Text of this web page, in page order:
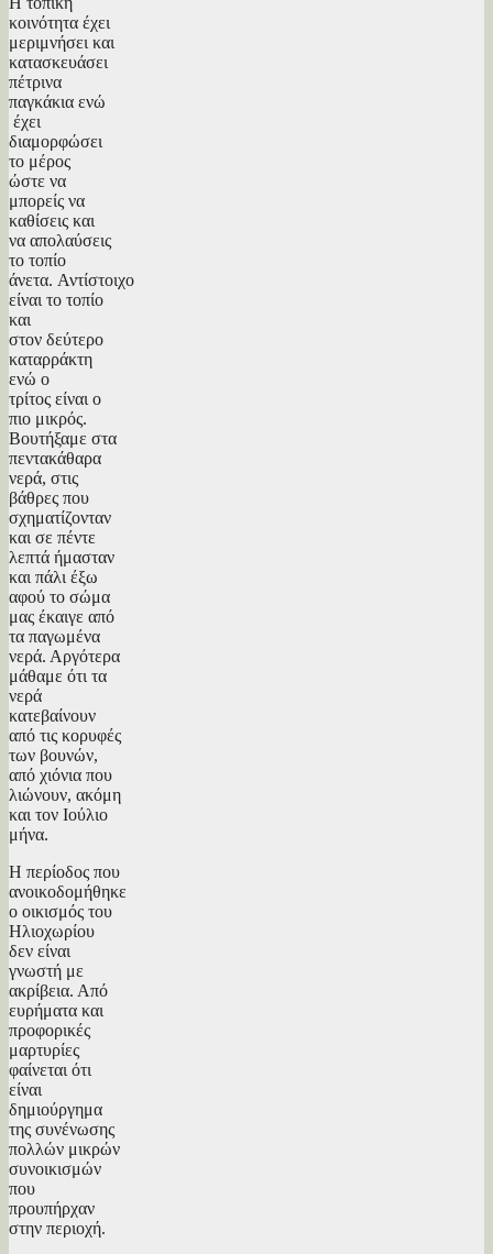
κοινότητα έχει
μεριμνήσει και
κατασκευάσει
πέτρινα
παγκάκια ενώ
έχει
διαμορφώσει
το μέρος
ώστε να
μπορείς να
καθίσεις και
να απολαύσεις
το τοπίο
άνετα. Αντίστοιχο
είναι το τοπίο
και
στον δεύτερο
καταρράκτη
ενώ ο
τρίτος είναι ο
πιο μικρός.
Βουτήξαμε στα
πεντακάθαρα
νερά, στις
βάθρες που
σχηματίζονταν
και σε πέντε
λεπτά ήμασταν
και πάλι έξω
αφού το σώμα
μας έκαιγε από
τα παγωμένα
νερά. Αργότερα
μάθαμε ότι τα
νερά
κατεβαίνουν
από τις κορυφές
των βουνών,
από χιόνια που
λιώνουν, ακόμη
και τον Ιούλιο
μήνα.
Η περίοδος που
ανοικοδομήθηκε
ο οικισμός του
Ηλιοχωρίου
δεν είναι
γνωστή με
ακρίβεια. Από
ευρήματα και
προφορικές
μαρτυρίες
φαίνεται ότι
είναι
δημιούργημα
της συνένωσης
πολλών μικρών
συνοικισμών
που
προυπήρχαν
στην περιοχή.